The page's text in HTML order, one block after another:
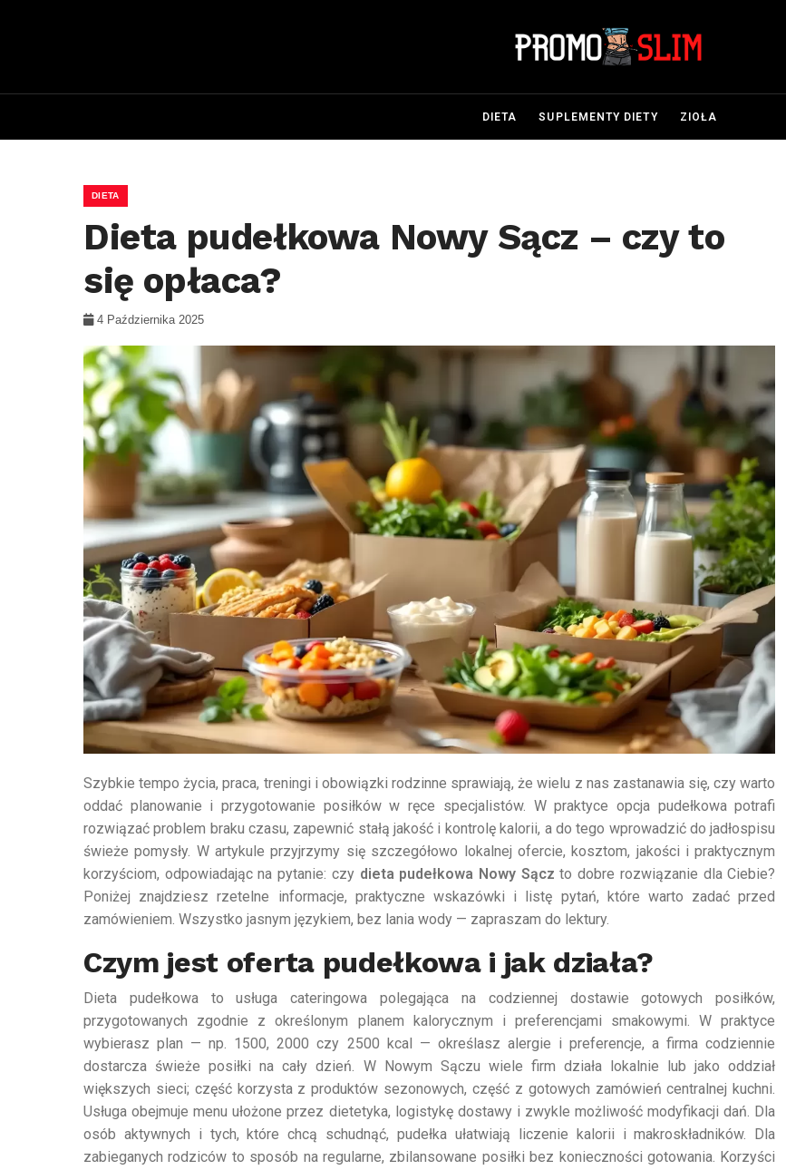
DIETA SUPLEMENTY DIETY ZIOŁA
DIETA
Dieta pudełkowa Nowy Sącz – czy to
się opłaca?
4 Października 2025
Szybkie tempo życia, praca, treningi i obowiązki rodzinne sprawiają, że wielu z nas zastanawia się, czy warto
oddać planowanie i przygotowanie posiłków w ręce specjalistów. W praktyce opcja pudełkowa potrafi
rozwiązać problem braku czasu, zapewnić stałą jakość i kontrolę kalorii, a do tego wprowadzić do jadłospisu
świeże pomysły. W artykule przyjrzymy się szczegółowo lokalnej ofercie, kosztom, jakości i praktycznym
korzyściom, odpowiadając na pytanie: czy dieta pudełkowa Nowy Sącz to dobre rozwiązanie dla Ciebie?
Poniżej znajdziesz rzetelne informacje, praktyczne wskazówki i listę pytań, które warto zadać przed
zamówieniem. Wszystko jasnym językiem, bez lania wody — zapraszam do lektury.
Czym jest oferta pudełkowa i jak działa?
Dieta pudełkowa to usługa cateringowa polegająca na codziennej dostawie gotowych posiłków,
przygotowanych zgodnie z określonym planem kalorycznym i preferencjami smakowymi. W praktyce
wybierasz plan — np. 1500, 2000 czy 2500 kcal — określasz alergie i preferencje, a firma codziennie
dostarcza świeże posiłki na cały dzień. W Nowym Sączu wiele firm działa lokalnie lub jako oddział
większych sieci; część korzysta z produktów sezonowych, część z gotowych zamówień centralnej kuchni.
Usługa obejmuje menu ułożone przez dietetyka, logistykę dostawy i zwykle możliwość modyfikacji dań. Dla
osób aktywnych i tych, które chcą schudnąć, pudełka ułatwiają liczenie kalorii i makroskładników. Dla
zabieganych rodziców to sposób na regularne, zbilansowane posiłki bez konieczności gotowania. Korzyści